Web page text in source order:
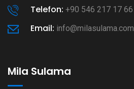
Telefon: +90 546 217 17 66
Email: info@milasulama.com
Mila Sulama